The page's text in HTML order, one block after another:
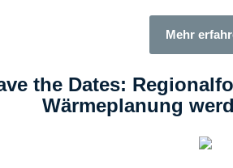
Mehr
the Dates:
Wärmeplanung